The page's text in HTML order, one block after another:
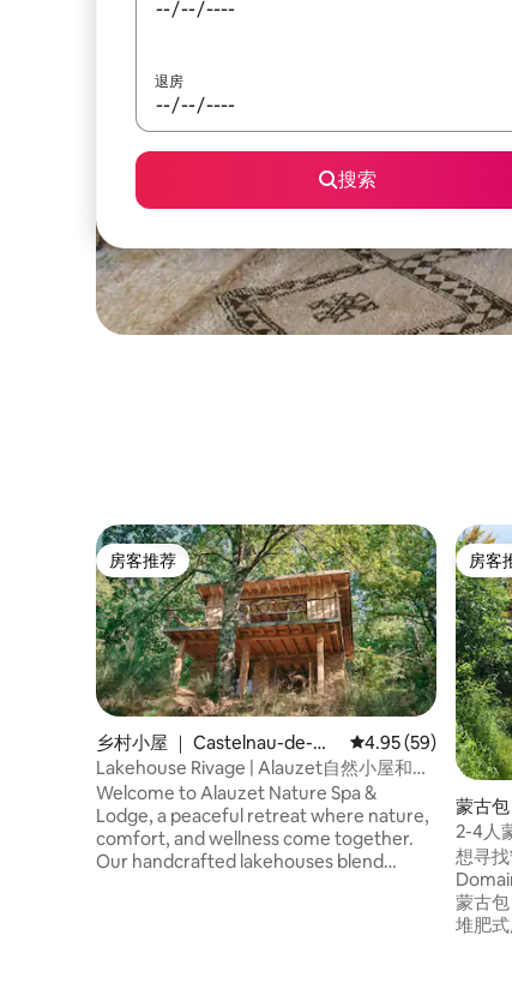
退房
搜索
房客推荐
房客推荐
乡村小屋 ｜ Castelnau-de-Ma
ndailles
平均评分 4.95 分（
4.95 (59)
Lakehouse Rivage | Alauzet自然小屋和水
疗中心
Welcome to Alauzet Nature Spa &
Lodge, a peaceful retreat where nature,
comfort, and wellness come together.
Our handcrafted lakehouses blend
房客
房客
蒙古
2-4人
想寻
蒙古
堆肥
巾 带
周围的花园 至少入